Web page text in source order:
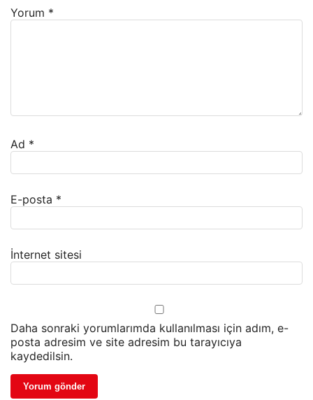
Yorum *
Ad *
E-posta *
İnternet sitesi
Daha sonraki yorumlarımda kullanılması için adım, e-
posta adresim ve site adresim bu tarayıcıya
kaydedilsin.